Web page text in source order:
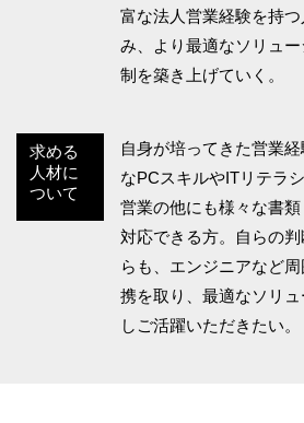
富な法人営業経験を持
み、より最適なソリュ
制を築き上げていく。
求める
人材に
ついて
自身が培ってきた営業
なPCスキルやITリテラ
営業の他にも様々な書
対応できる方。自らの
らも、エンジニアなど
携を取り、最適なソリ
しご活躍いただきたい。